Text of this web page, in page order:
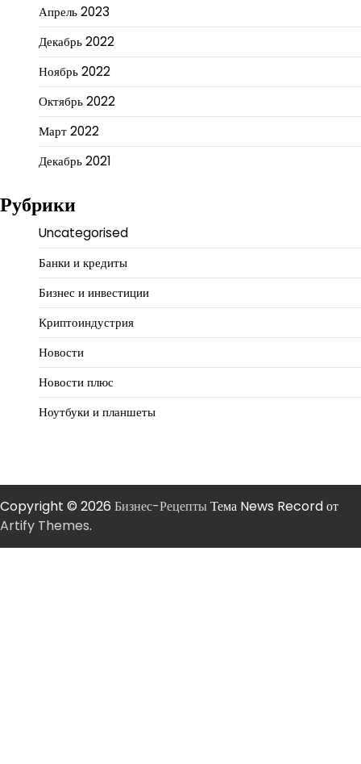
Апрель 2023
Декабрь 2022
Ноябрь 2022
Октябрь 2022
Март 2022
Декабрь 2021
Рубрики
Uncategorised
Банки и кредиты
Бизнес и инвестиции
Криптоиндустрия
Новости
Новости плюс
Ноутбуки и планшеты
Copyright © 2026 Бизнес-РецептыТема News Record от
Artify Themes.